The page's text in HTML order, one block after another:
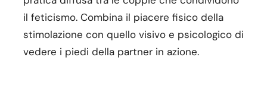
il feticismo. Combina il piacere fisico della
stimolazione con quello visivo e psicologico di
vedere i piedi della partner in azione.